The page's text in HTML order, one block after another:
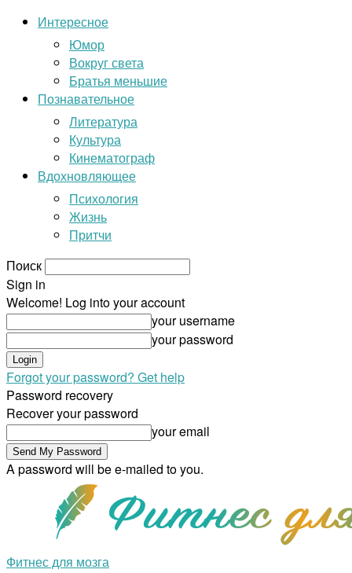
Интересное
Юмор
Вокруг света
Братья меньшие
Познавательное
Литература
Культура
Кинематограф
Вдохновляющее
Психология
Жизнь
Притчи
Поиск
Sign in
Welcome! Log into your account
your username
your password
Forgot your password? Get help
Password recovery
Recover your password
your email
A password will be e-mailed to you.
Фитнес для мозга